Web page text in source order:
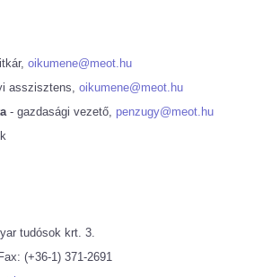
oikumene@meot.hu
asszisztens, oikumene@meot.hu
- gazdasági vezető, penzugy@meot.hu
tudósok krt. 3.
(+36-1) 371-2691